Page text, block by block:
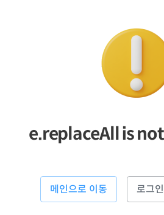
e.replaceAll is
메인으로 이동 로그